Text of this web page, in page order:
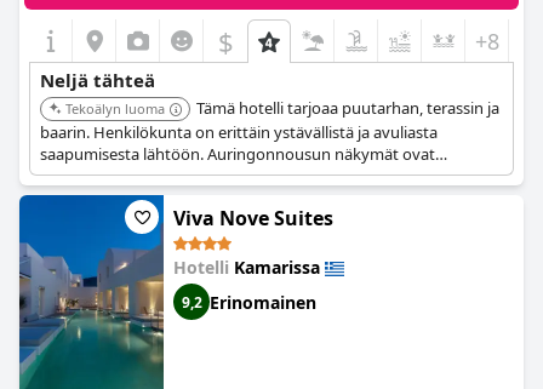
$ +8
Neljä tähteä
Tekoälyn luoma
Tämä hotelli tarjoaa puutarhan, terassin ja
baarin. Henkilökunta on erittäin ystävällistä ja avuliasta
saapumisesta lähtöön. Auringonnousun näkymät ovat
poikkeukselliset.
Viva Nove Suites
Hotelli Kamarissa
9,2 Erinomainen